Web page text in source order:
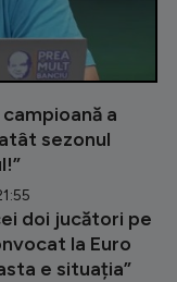
a
sezonul
doi jucători pe
la Euro
e situația”